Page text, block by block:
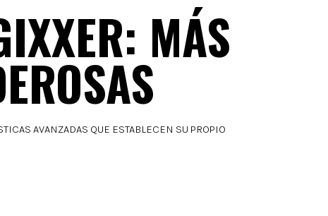
MÁS
AVANZADAS QUE ESTABLECEN SU PROPIO